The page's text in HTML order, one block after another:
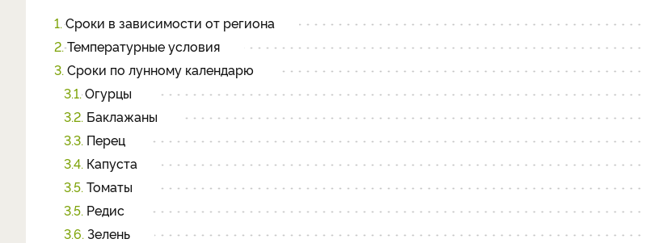
1. Сроки в зависимости от региона
2. Температурные условия
3. Сроки по лунному календарю
3.1. Огурцы
3.2. Баклажаны
3.3. Перец
3.4. Капуста
3.5. Томаты
3.5. Редис
3.6. Зелень